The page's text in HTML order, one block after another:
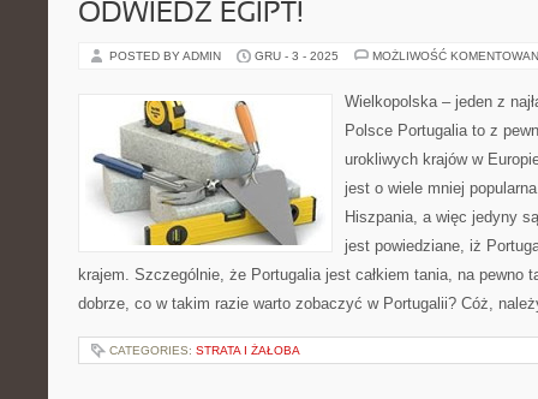
ODWIEDŹ EGIPT!
POSTED BY ADMIN GRU - 3 - 2025 MOŻLIWOŚĆ
Wielkopolska – jeden z
Polsce Portugalia to z
urokliwych krajów w
jest o wiele mniej
Hiszpania, a więc jedyny
jest powiedziane, iż
krajem. Szczególnie, że Portugalia jest całkiem tania, na pewno
dobrze, co w takim razie warto zobaczyć w Portugalii? Cóż,
CATEGORIES: STRATA I ŻAŁOBA